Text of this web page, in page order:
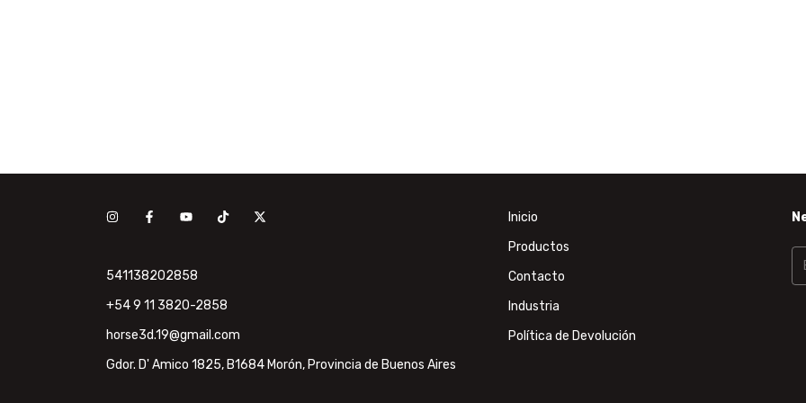
541138202858
+54 9 11 3820-2858
horse3d.19@gmail.com
Gdor. D' Amico 1825, B1684 Morón, Provincia de Buenos Aires
Inicio
Productos
Contacto
Industria
Política de Devolución